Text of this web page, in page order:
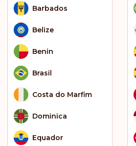
Barbados
Belize
Benin
Brasil
Costa do Marfim
Dominica
Equador